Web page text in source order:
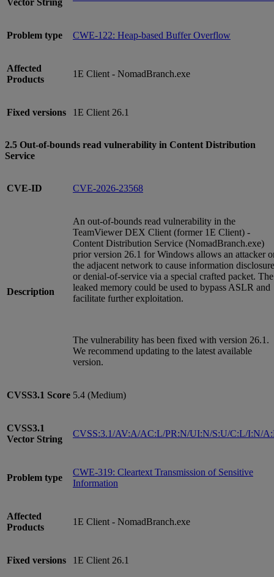
Vector String
Problem type CWE-122: Heap-based Buffer Overflow
Affected
Products
1E Client - NomadBranch.exe
Fixed versions 1E Client 26.1
2.5 Out-of-bounds read vulnerability in Content Distribution
Service
CVE-ID CVE-2026-23568
Description
An out-of-bounds read vulnerability in the
TeamViewer DEX Client (former 1E Client) -
Content Distribution Service (NomadBranch.exe)
prior version 26.1 for Windows allows an attacker
the adjacent network to cause information disclosure
or denial-of-service via a special crafted packet. The
leaked memory could be used to bypass ASLR and
facilitate further exploitation.
The vulnerability has been fixed with version 26.1.
We recommend updating to the latest available
version.
CVSS3.1 Score 5.4 (Medium)
CVSS3.1
Vector String
CVSS:3.1/AV:A/AC:L/PR:N/UI:N/S:U/C:L/I:N/
Problem type
CWE-319: Cleartext Transmission of Sensitive
Information
Affected
Products
1E Client - NomadBranch.exe
Fixed versions 1E Client 26.1